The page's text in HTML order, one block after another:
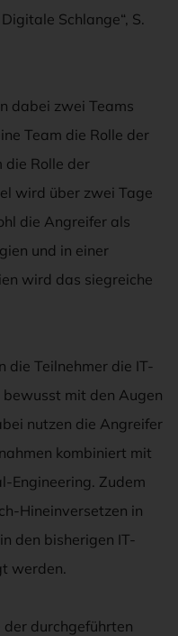
Schlange“, S.
dabei zwei Teams
Team die Rolle der
die Rolle der
wird über zwei Tage
die Angreifer als
und in einer
wird das siegreiche
die Teilnehmer die IT-
mit den Augen
nutzen die Angreifer
kombiniert mit
Engineering. Zudem
Hineinversetzen in
den bisherigen IT-
werden.
durchgeführten